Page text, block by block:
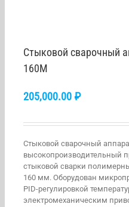
Стыковой сварочный
160M
205,000.00 ₽
Стыковой сварочный
высокопроизводительный
стыковой сварки
160 мм. Оборудован
PID-регулировкой
электромеханическим